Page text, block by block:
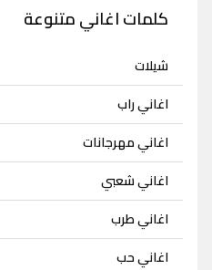
كلمات اغاني متنوعة
شيلات
اغاني راب
اغاني مهرجانات
اغاني شعبي
اغاني طرب
اغاني حب